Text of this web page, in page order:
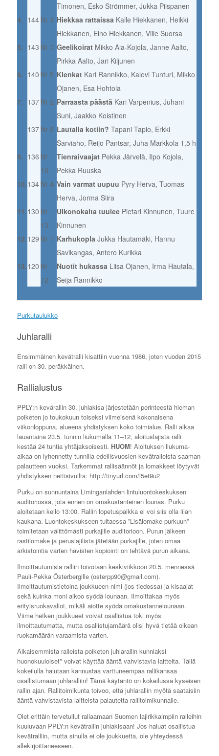
Timonen, Esko Strömmer, Jukka Piispanen
4. 144 Nr 3 Hiekkaa rattaissa Kalle Hiekkanen, Heikki
Hiekkanen, Eino Hiekkanen, Ville Suorsa
5. 143 Nr 7 Geelikoirat Mikko Ala-Kojola, Janne Aalto,
Pirkka Aalto, Jari Kiljunen
6. 140 Nr 5 Klenkat Kari Rannikko, Kalevi Tunturi, Mikko
Ojanen, Esa Hohtola
7. 137 Nr 2 Parraasta päästä Kari Varpenius, Juhani
Suni, Jaakko Koistinen
137 Nr 9 Lautalla kotiin? Tapani Tapio, Erkki
Sarviaho, Reijo Pantsar, Juha Markkola 1,5 h
9. 136 Nr
10
Tienraivaajat Pekka Järvelä, Ilpo Kojola,
Pekka Ruuska
10.134 Nr 4 Vain varmat uupuu Pyry Herva, Tuomas
Herva, Jorma Siira
11.130 Nr
13
Ulkonokalta tuulee Pietari Kinnunen, Tuure
Kinnunen
12.129 Nr 1 Karhukopla Jukka Hautamäki, Hannu
Savikangas, Antero Kurikka
13.120 Nr
12
Nuotit hukassa Liisa Ojanen, Irma Hautala,
Seija Rannikko
.
Purkutaulukko
Juhlaralli
Ensimmäinen kevätralli kisattiin vuonna 1986, joten vuoden 2015
ralli on 30. peräkkäinen.
Rallialustus
PPLY:n kevärallin 30. juhlakisa järjestetään perinteestä hieman
poiketen jo toukokuun toiseksi viimeisenä kokonaisena
viikonloppuna, alueena yhdistyksen koko toimialue. Ralli alkaa
lauantaina 23.5. tunnin liukumalla 11–12, aloituslajista ralli
kestää 24 tuntia yhtäjaksoisesti. HUOM! Aloituksen liukuma-
aikaa on lyhennetty tunnilla edellisvuosien kevätralleista saaman
palautteen vuoksi. Tarkemmat rallisäännöt ja lomakkeet löytyvät
yhdistyksen nettisivuilta: http://tinyurl.com/l5et9u2
Purku on sunnuntaina Liminganlahden lintuluontokeskuksen
auditoriossa, jota ennen on omakustanteinen lounas. Purku
aloitetaan kello 13:00. Rallin lopetuspaikka ei voi siis olla liian
kaukana. Luontokeskukseen tultaessa ”Lisälomake purkuun”
toimitetaan välittömästi purkajille auditorioon. Purun jälkeen
rastilomake ja peruslajilista jätetään purkajille, joten omaa
arkistointia varten havisten kopiointi on tehtävä purun aikana.
Ilmoittautumisia ralliin toivotaan keskiviikkoon 20.5. mennessä
Pauli-Pekka Österbergille (osterpp90@gmail.com).
Ilmoittautumistietoina joukkueen nimi (jos tiedossa) ja kisaajat
sekä kuinka moni aikoo syödä lounaan. Ilmoittakaa myös
erityisruokavaliot, mikäli aiotte syödä omakustannelounaan.
Viime hetken joukkueet voivat osallistua toki myös
ilmoittautumatta, mutta osallistujamäärä olisi hyvä tietää oikean
ruokamäärän varaamista varten.
Aikaisemmista ralleista poiketen juhlarallin kunniaksi
huonokuuloiset* voivat käyttää ääntä vahvistavia laitteita. Tällä
kokeilulla halutaan kannustaa varttuneempaa rallikansaa
osallistumaan juhlaralliin! Tämä käytäntö on kokeilussa kyseisen
rallin ajan. Rallitoimikunta toivoo, että juhlarallin myötä saataisiin
ääntä vahvistavista laitteista palautetta rallitoimikunnalle.
Olet erittäin tervetullut rallaamaan Suomen lajirikkaimpiin ralleihin
kuuluvaan PPLY:n kevätrallin juhlakisaan! Jos haluat osallistua
kevätralliin, mutta sinulla ei ole joukkuetta, ole yhteydessä
allekirjoittaneeseen.